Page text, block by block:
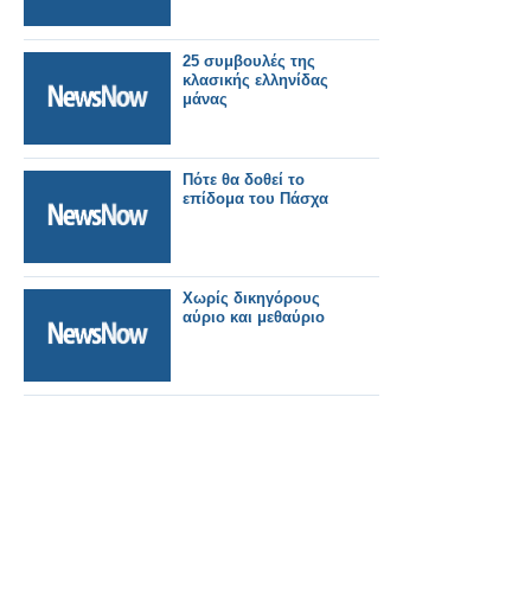
25 συμβουλές της
κλασικής ελληνίδας
μάνας
Πότε θα δοθεί το
επίδομα του Πάσχα
Χωρίς δικηγόρους
αύριο και μεθαύριο